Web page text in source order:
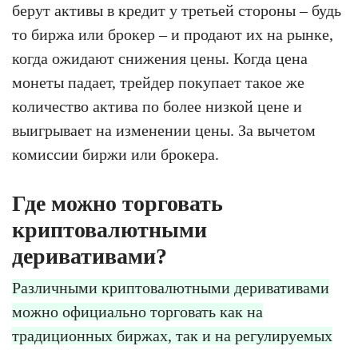
берут активы в кредит у третьей стороны – будь
то биржа или брокер – и продают их на рынке,
когда ожидают снижения цены. Когда цена
монеты падает, трейдер покупает такое же
количество актива по более низкой цене и
выигрывает на изменении цены. За вычетом
комиссии биржи или брокера.
Где можно торговать
криптовалютными
деривативами?
Различными криптовалютными деривативами
можно официально торговать как на
традиционных биржах, так и на регулируемых